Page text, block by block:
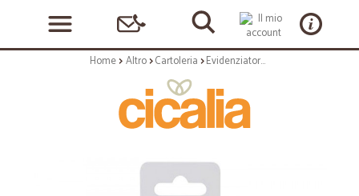
Home Altro Cartoleria Evidenziatore trattovideo emotion colori assortiti pz.8